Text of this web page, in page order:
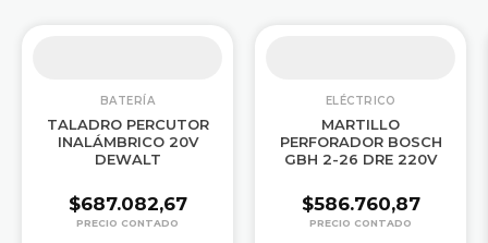
BATERÍA
TALADRO PERCUTOR
INALÁMBRICO 20V
DEWALT
$687.082,67
ELÉCTRICO
MARTILLO
PERFORADOR BOSCH
GBH 2-26 DRE 220V
$586.760,87